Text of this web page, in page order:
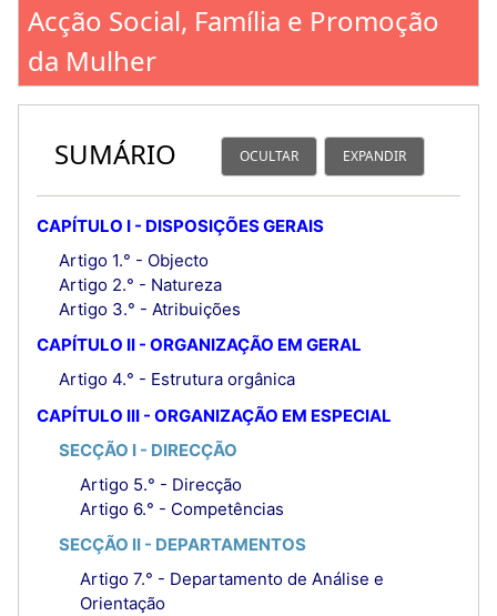
Acção Social, Família e Promoção
da Mulher
SUMÁRIO OCULTAR EXPANDIR
CAPÍTULO I - DISPOSIÇÕES GERAIS
Artigo 1.° - Objecto
Artigo 2.° - Natureza
Artigo 3.° - Atribuições
CAPÍTULO II - ORGANIZAÇÃO EM GERAL
Artigo 4.° - Estrutura orgânica
CAPÍTULO III - ORGANIZAÇÃO EM ESPECIAL
SECÇÃO I - DIRECÇÃO
Artigo 5.° - Direcção
Artigo 6.° - Competências
SECÇÃO II - DEPARTAMENTOS
Artigo 7.° - Departamento de Análise e
Orientação